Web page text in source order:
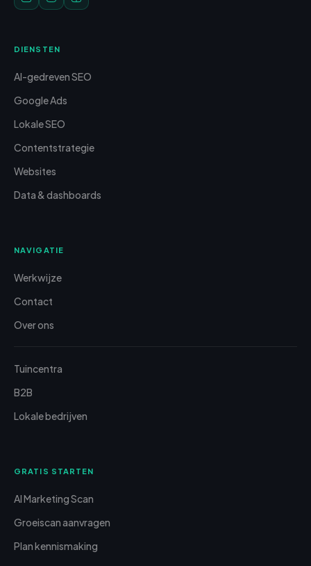
DIENSTEN
AI-gedreven SEO
Google Ads
Lokale SEO
Contentstrategie
Websites
Data & dashboards
NAVIGATIE
Werkwijze
Contact
Over ons
Tuincentra
B2B
Lokale bedrijven
GRATIS STARTEN
AI Marketing Scan
Groeiscan aanvragen
Plan kennismaking